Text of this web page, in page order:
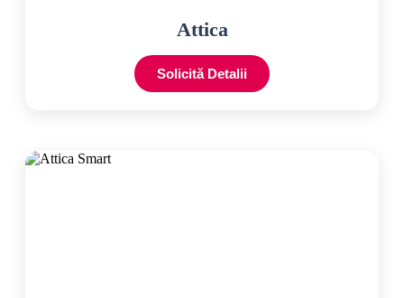
Attica
Solicită Detalii